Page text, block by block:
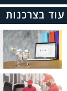
עוד בצרכנות